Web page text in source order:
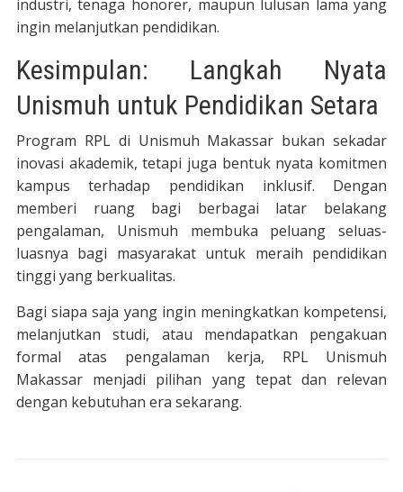
industri, tenaga honorer, maupun lulusan lama yang
ingin melanjutkan pendidikan.
Kesimpulan: Langkah Nyata
Unismuh untuk Pendidikan Setara
Program RPL di Unismuh Makassar bukan sekadar
inovasi akademik, tetapi juga bentuk nyata komitmen
kampus terhadap pendidikan inklusif. Dengan
memberi ruang bagi berbagai latar belakang
pengalaman, Unismuh membuka peluang seluas-
luasnya bagi masyarakat untuk meraih pendidikan
tinggi yang berkualitas.
Bagi siapa saja yang ingin meningkatkan kompetensi,
melanjutkan studi, atau mendapatkan pengakuan
formal atas pengalaman kerja, RPL Unismuh
Makassar menjadi pilihan yang tepat dan relevan
dengan kebutuhan era sekarang.